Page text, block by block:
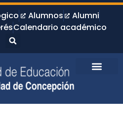
Alumnos
Alumni
Calendario académico